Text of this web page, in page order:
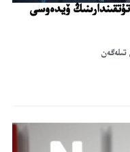
ۆيدەوسى